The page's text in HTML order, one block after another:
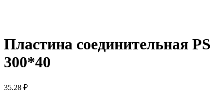
Пластина соединительная PS
300*40
35.28 ₽